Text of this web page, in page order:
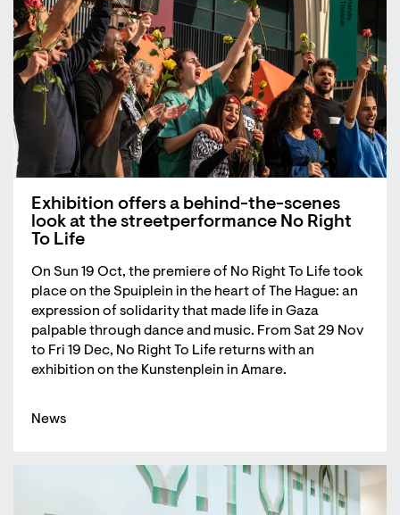
Exhibition offers a behind-the-scenes
look at the streetperformance No Right
To Life
On Sun 19 Oct, the premiere of No Right To Life took
place on the Spuiplein in the heart of The Hague: an
expression of solidarity that made life in Gaza
palpable through dance and music. From Sat 29 Nov
to Fri 19 Dec, No Right To Life returns with an
exhibition on the Kunstenplein in Amare.
News